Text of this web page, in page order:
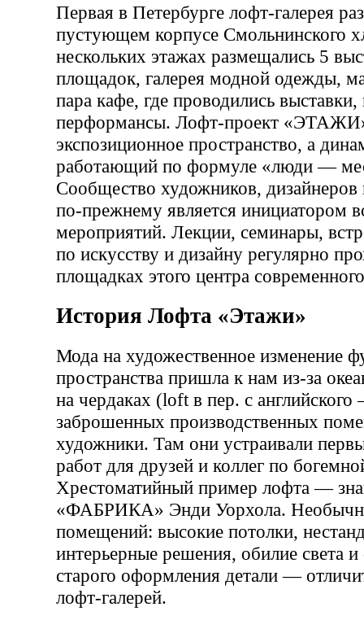
Первая в Петербурге лофт-галерея
пустующем корпусе Смольнинского
нескольких этажах размещались 5
площадок, галерея модной одежды,
пара кафе, где проводились
перформансы. Лофт-проект
экспозиционное пространство, а
работающий по формуле «люди —
Сообщество художников,
по-прежнему является инициатором
мероприятий. Лекции, семинары,
по искусству и дизайну регулярно
площадках этого центра
История Лофта «Этажи»
Мода на художественное изменение
пространства пришла к нам из-за
на чердаках (loft в пер. с
заброшенных производственных
художники. Там они устраивали
работ для друзей и коллег по
Хрестоматийный пример лофта —
«ФАБРИКА» Энди Уорхола.
помещений: высокие потолки,
интерьерные решения, обилие света
старого оформления детали —
лофт-галерей.